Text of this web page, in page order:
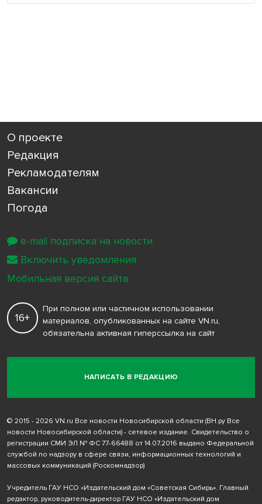
О проекте
Редакция
Рекламодателям
Вакансии
Погода
НАПИСАТЬ В РЕДАКЦИЮ
16+
При полном или частичном использовании
материалов, опубликованных на сайте VN.ru,
обязательна активная гиперссылка на сайт
© 2015 - 2026 VN.ru Все новости Новосибирской области (ВН.ру Все
новости Новосибирской области) - сетевое издание. Свидетельство о
регистрации СМИ ЭЛ № ФС 77-66488 от 14.07.2016 выдано Федеральной
службой по надзору в сфере связи, информационных технологий и
массовых коммуникаций (Роскомнадзор)
Учредитель ГАУ НСО «Издательский дом «Советская Сибирь». Главный
редактор, руководитель-директор ГАУ НСО «Издательский дом
e-mail подписка на новости
Включить уведомления
Мобильная версия сайта